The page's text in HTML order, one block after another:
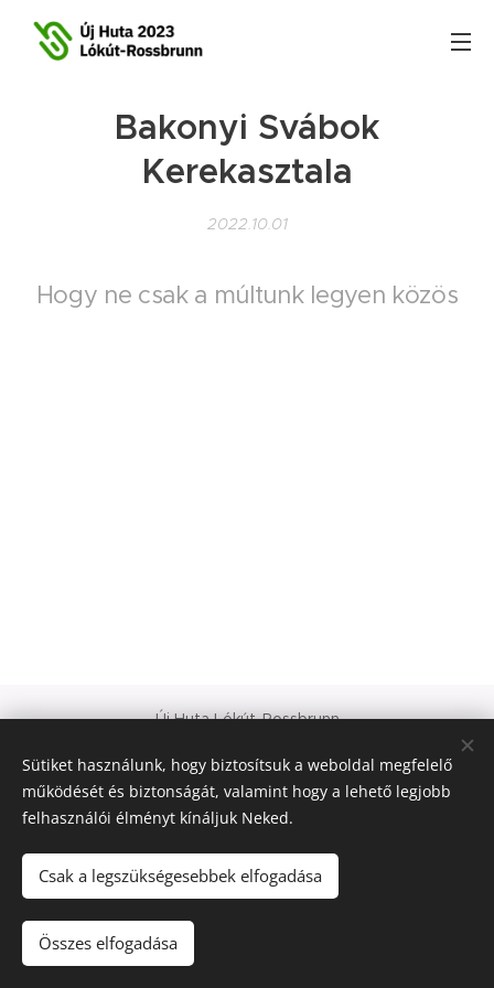
Bakonyi Svábok
Kerekasztala
2022.10.01
Hogy ne csak a múltunk legyen közös
Új Huta Lókút-Rossbrunn
Európa Kultúrális Fővárosa
PAJTA PROJEKT
© 2021 Minden jog fenntartva
Magyar
Sütiket használunk, hogy biztosítsuk a weboldal megfelelő
működését és biztonságát, valamint hogy a lehető legjobb
felhasználói élményt kínáljuk Neked.
Csak a legszükségesebbek elfogadása
Összes elfogadása